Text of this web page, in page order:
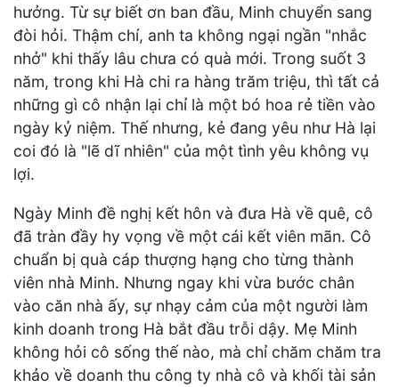
hưởng. Từ sự biết ơn ban đầu, Minh chuyển sang
đòi hỏi. Thậm chí, anh ta không ngại ngần "nhắc
nhở" khi thấy lâu chưa có quà mới. Trong suốt 3
năm, trong khi Hà chi ra hàng trăm triệu, thì tất cả
những gì cô nhận lại chỉ là một bó hoa rẻ tiền vào
ngày kỷ niệm. Thế nhưng, kẻ đang yêu như Hà lại
coi đó là "lẽ dĩ nhiên" của một tình yêu không vụ
lợi.
Ngày Minh đề nghị kết hôn và đưa Hà về quê, cô
đã tràn đầy hy vọng về một cái kết viên mãn. Cô
chuẩn bị quà cáp thượng hạng cho từng thành
viên nhà Minh. Nhưng ngay khi vừa bước chân
vào căn nhà ấy, sự nhạy cảm của một người làm
kinh doanh trong Hà bắt đầu trỗi dậy. Mẹ Minh
không hỏi cô sống thế nào, mà chỉ chăm chăm tra
khảo về doanh thu công ty nhà cô và khối tài sản